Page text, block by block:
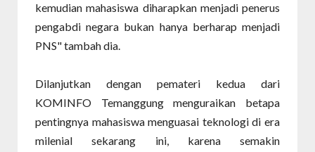
kemudian mahasiswa diharapkan menjadi penerus
pengabdi negara bukan hanya berharap menjadi
PNS" tambah dia.
Dilanjutkan dengan pemateri kedua dari
KOMINFO Temanggung menguraikan betapa
pentingnya mahasiswa menguasai teknologi di era
milenial sekarang ini, karena semakin